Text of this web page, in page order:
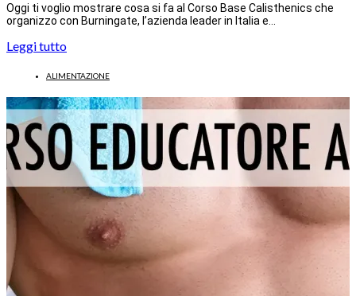
Oggi ti voglio mostrare cosa si fa al Corso Base Calisthenics che
organizzo con Burningate, l’azienda leader in Italia e…
Leggi tutto
ALIMENTAZIONE